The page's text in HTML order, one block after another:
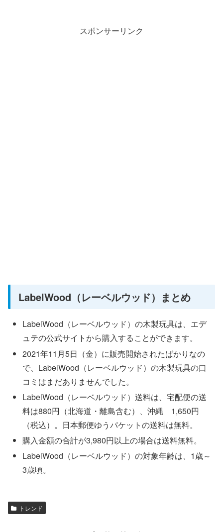
スポンサーリンク
LabelWood（レーベルウッド）まとめ
LabelWood（レーベルウッド）の木製玩具は、エデ
ュテの公式サイトから購入することができます。
2021年11月5日（金）に販売開始されたばかりなの
で、LabelWood（レーベルウッド）の木製玩具の口
コミはまだありませんでした。
LabelWood（レーベルウッド）送料は、宅配便の送
料は880円（北海道・離島含む）、沖縄 1,650円
（税込）。日本郵便ゆうパケットの送料は無料。
購入金額の合計が3,980円以上の場合は送料無料。
LabelWood（レーベルウッド）の対象年齢は、1歳～
3歳頃。
トレンド